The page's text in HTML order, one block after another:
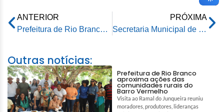
ANTERIOR
Prefeitura de Rio Branco prestigia solenidade alusiva aos 53 anos do 7° BEC
PRÓXIMA
Secretaria Municipal de Educação providencia sanitização de Centro Educacional Infantil Olindina Bezerra da Costa
Outras notícias:
Prefeitura de Rio Branco
aproxima ações das
comunidades rurais do
Barro Vermelho
Visita ao Ramal do Junqueira reuniu
moradores, produtores, lideranças